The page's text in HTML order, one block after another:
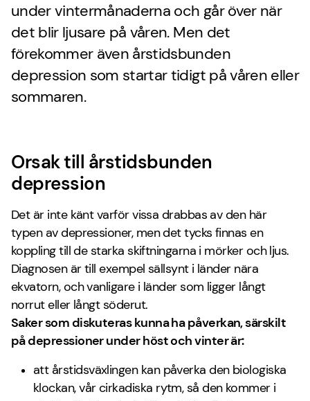
under vintermånaderna och går över när
det blir ljusare på våren. Men det
förekommer även årstidsbunden
depression som startar tidigt på våren eller
sommaren.
Orsak till årstidsbunden
depression
Det är inte känt varför vissa drabbas av den här
typen av depressioner, men det tycks finnas en
koppling till de starka skiftningarna i mörker och ljus.
Diagnosen är till exempel sällsynt i länder nära
ekvatorn, och vanligare i länder som ligger långt
norrut eller långt söderut.
Saker som diskuteras kunna ha påverkan, särskilt
på depressioner under höst och vinter är:
att årstidsväxlingen kan påverka den biologiska
klockan, vår cirkadiska rytm, så den kommer i